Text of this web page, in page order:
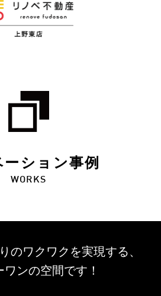
ーション事例
WORKS
のワクワクを実現する、
ンの空間です！